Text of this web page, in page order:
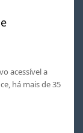
acessível a
há mais de 35